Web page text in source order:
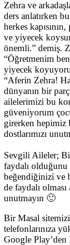
Zehra ve
ders anlatırken
herkes
ve yiyecek
önemli.” demiş.
“Öğretmenim
yiyecek
“Aferin Zehra!
dünyanın bir
ailelerimizi bu
güveniyorum
girerken hepimiz
dostlarımızı
Sevgili Aileler;
faydalı olduğunu
beğendiğinizi ve
de faydalı
unutmayın 🙂
Bir Masal
telefonlarınıza
Google